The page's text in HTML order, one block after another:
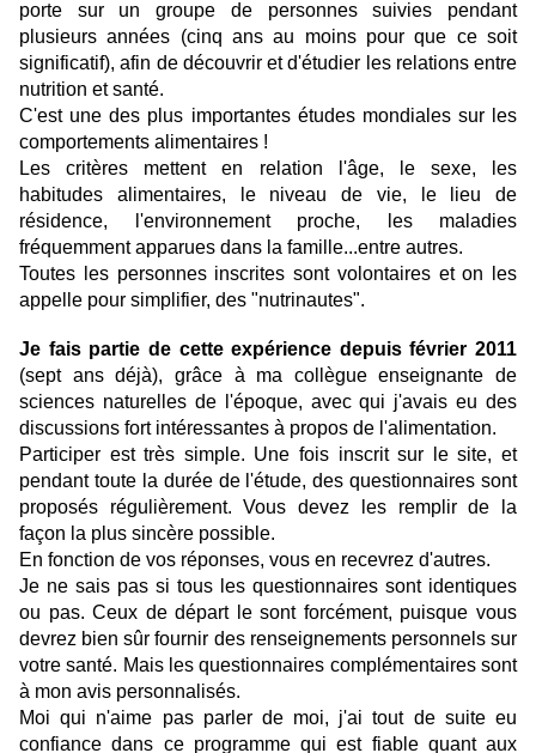
porte sur un groupe de personnes suivies pendant
plusieurs années (cinq ans au moins pour que ce soit
significatif), afin de découvrir et d'étudier les relations entre
nutrition et santé.
C'est une des plus importantes études mondiales sur les
comportements alimentaires !
Les critères mettent en relation l'âge, le sexe, les
habitudes alimentaires, le niveau de vie, le lieu de
résidence, l'environnement proche, les maladies
fréquemment apparues dans la famille...entre autres.
Toutes les personnes inscrites sont volontaires et on les
appelle pour simplifier, des "nutrinautes".
Je fais partie de cette expérience depuis février 2011
(sept ans déjà), grâce à ma collègue enseignante de
sciences naturelles de l'époque, avec qui j'avais eu des
discussions fort intéressantes à propos de l'alimentation.
Participer est très simple. Une fois inscrit sur le site, et
pendant toute la durée de l'étude, des questionnaires sont
proposés régulièrement. Vous devez les remplir de la
façon la plus sincère possible.
En fonction de vos réponses, vous en recevrez d'autres.
Je ne sais pas si tous les questionnaires sont identiques
ou pas. Ceux de départ le sont forcément, puisque vous
devrez bien sûr fournir des renseignements personnels sur
votre santé. Mais les questionnaires complémentaires sont
à mon avis personnalisés.
Moi qui n'aime pas parler de moi, j'ai tout de suite eu
confiance dans ce programme qui est fiable quant aux